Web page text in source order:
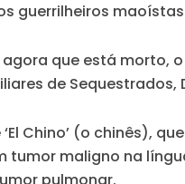
guerrilheiros
que está morto,
de Sequestrados,
Chino’ (o chinês),
maligno na